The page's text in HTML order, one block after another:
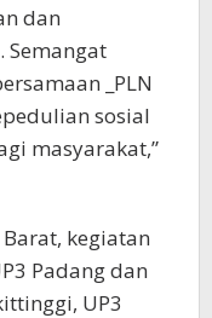
dan
Semangat
_PLN
sosial
masyarakat,”
kegiatan
Padang dan
UP3